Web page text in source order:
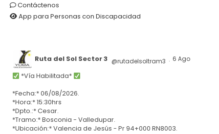
Contáctenos
App para Personas con Discapacidad
Ruta del Sol Sector 3 @rutadelsoltram3 · 6 Ago
*Vía Habilitada*
*Fecha:* 06/08/2026.
*Hora:* 15:30hrs
*Dpto.:* Cesar.
*Tramo:* Bosconia - Valledupar.
*Ubicación:* Valencia de Jesús - Pr 94+000 RN8003.